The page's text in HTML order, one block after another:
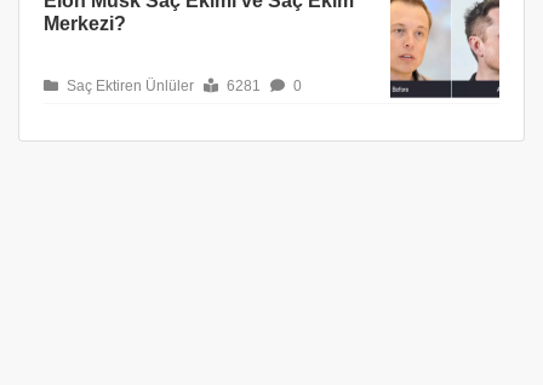
Merkezi?
Saç Ektiren Ünlüler 6281 0